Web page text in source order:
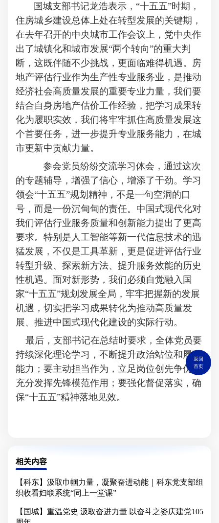
国城支部书记龙浩表示， “十五五”时期，
住房城乡建设总体上处在转型发展的关键期，
在去年召开的中央城市工作会议上，党中央作
出了城镇化和城市发展“两个转向”的重大判
断，这既伴随不少挑战，更面临难得机遇。房
地产评估行业作为生产性专业服务业，是推动
经济社会高质量发展的重要专业力量，我们要
结合自身房地产估价工作经验，把学习成果转
化为履职实效， 我们将牢牢抓住高质量发展这
个首要任务， 进一步提升专业服务能力， 在城
市更新中贡献力量。
参会党员纷纷交流学习体会， 通过这次
的专题辅导，增强了信心，增添了干劲。学习
领会“十五五”规划精神，不是一句空洞的口
号，而是一份沉甸甸的责任。中国式现代化对
我们评估行业服务质量和创新能力提出了更高
要求。特别是人工智能等新一代信息技术的迅
猛发展，不仅是工具革新，更是促进评估行业
转型升级、探索新方法、提升服务效能的历史
性机遇。面对新形势，我们必须自觉融入国
家“十五五”规划发展全局，牢牢把握新的发展
机遇， 切实把学习成果转化为推动高质量发
展、推进中国式现代化建设的实际行动。
最后， 支部书记在总结时要求，全体党员要
持续深化理论学习，不断提升政治站位和履职
能力；要主动担当作为，立足岗位创先争优，
充分发挥先锋模范作用；要强化督促落实，确
保“十五五”精神落地见效。
相关内容
【科东】汲取巾帼力量，凝聚奋进动能｜科东党支部组
织收看妇联系统“同上一堂课”
【国城】重温党史 汲取奋进力量 以奋斗之姿庆建党105
返回
首页